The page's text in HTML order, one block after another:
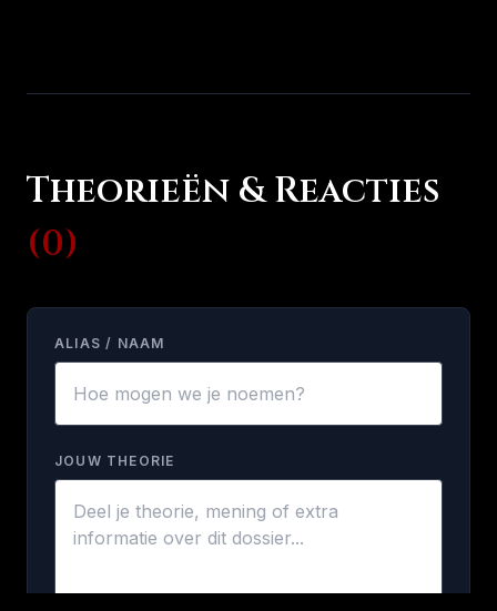
Theorieën & Reacties
(0)
ALIAS / NAAM
JOUW THEORIE